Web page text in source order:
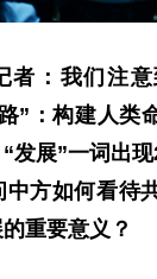
者：我们注
”：构建人类
发展”一词出
方如何看待
重要意义？